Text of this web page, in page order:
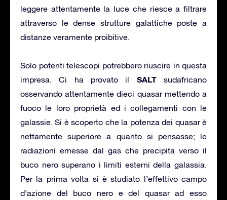
leggere attentamente la luce che riesce a filtrare
attraverso le dense strutture galattiche poste a
distanze veramente proibitive.
Solo potenti telescopi potrebbero riuscire in questa
impresa. Ci ha provato il
SALTsudafricano
osservando attentamente dieci quasar mettendo a
fuoco le loro proprietà ed i collegamenti con le
galassie. Si è scoperto che la potenza dei quasar è
nettamente superiore a quanto si pensasse; le
radiazioni emesse dal gas che precipita verso il
buco nero superano i limiti esterni della galassia.
Per la prima volta si è studiato l’effettivo campo
d’azione del buco nero e del quasar ad esso